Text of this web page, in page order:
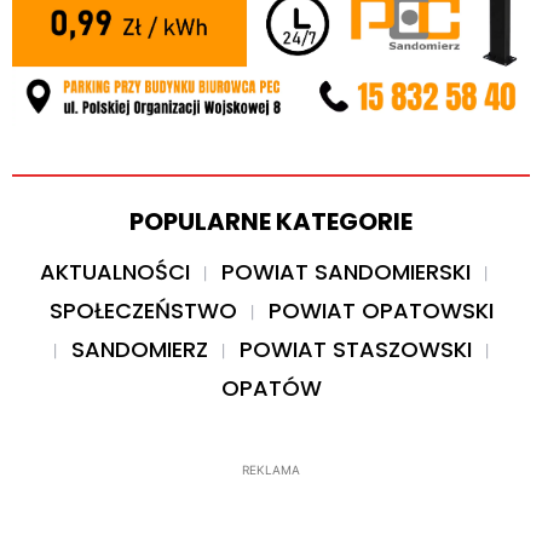
POPULARNE KATEGORIE
AKTUALNOŚCI
POWIAT SANDOMIERSKI
SPOŁECZEŃSTWO
POWIAT OPATOWSKI
SANDOMIERZ
POWIAT STASZOWSKI
OPATÓW
REKLAMA